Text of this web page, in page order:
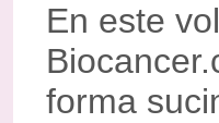
En este
forma